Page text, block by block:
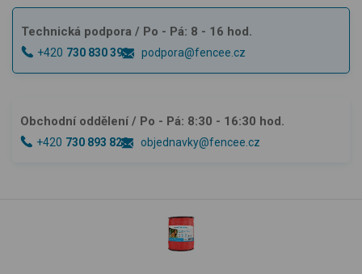
Technická podpora / Po - Pá: 8 - 16 hod.
+420 730 830 393 podpora@fencee.cz
Obchodní oddělení / Po - Pá: 8:30 - 16:30 hod.
+420 730 893 828 objednavky@fencee.cz